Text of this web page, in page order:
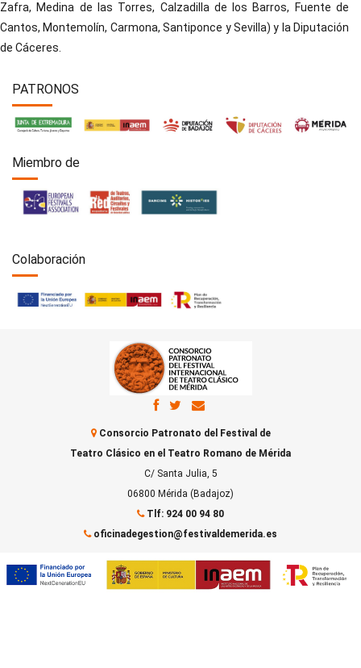
Zafra, Medina de las Torres, Calzadilla de los Barros, Fuente de
Cantos, Montemolín, Carmona, Santiponce y Sevilla) y la Diputación
de Cáceres.
PATRONOS
Miembro de
Colaboración
Consorcio Patronato del Festival de
Teatro Clásico en el Teatro Romano de Mérida
C/ Santa Julia, 5
06800 Mérida (Badajoz)
Tlf: 924 00 94 80
oficinadegestion@festivaldemerida.es